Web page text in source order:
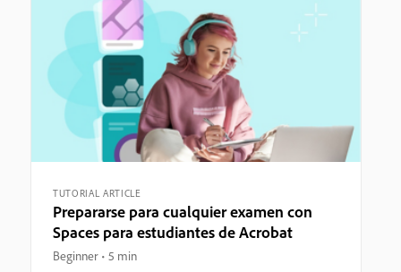
TUTORIAL ARTICLE
Prepararse para cualquier examen con
Spaces para estudiantes de Acrobat
Beginner 5 min